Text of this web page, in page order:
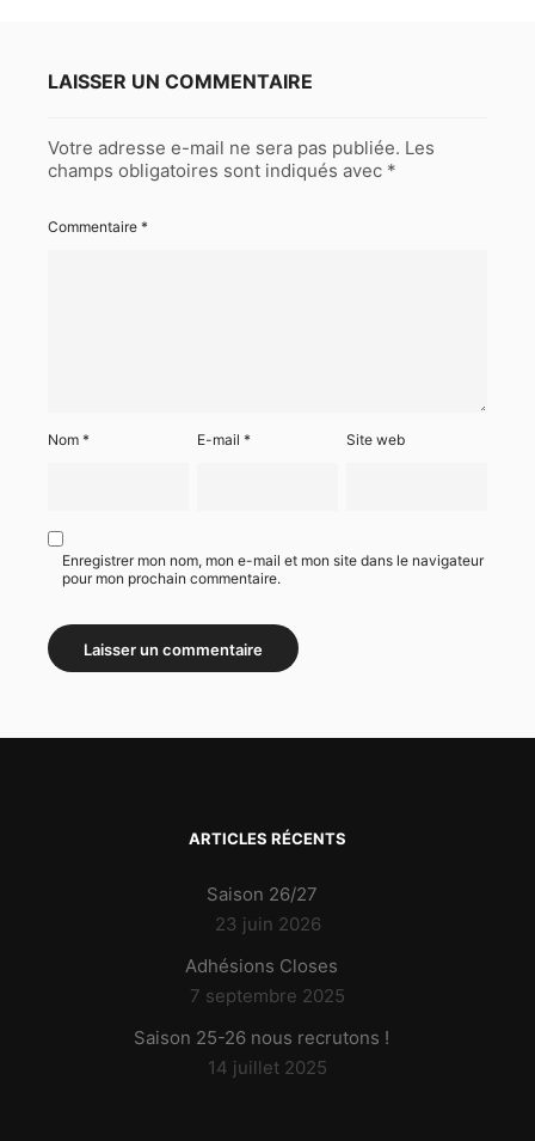
LAISSER UN COMMENTAIRE
Votre adresse e-mail ne sera pas publiée. Les
champs obligatoires sont indiqués avec *
Commentaire *
Nom * E-mail* Site web
Enregistrer mon nom, mon e-mail et mon site dans le navigateur
pour mon prochain commentaire.
ARTICLES RÉCENTS
Saison 26/27
23 juin 2026
Adhésions Closes
7 septembre 2025
Saison 25-26 nous recrutons !
14 juillet 2025